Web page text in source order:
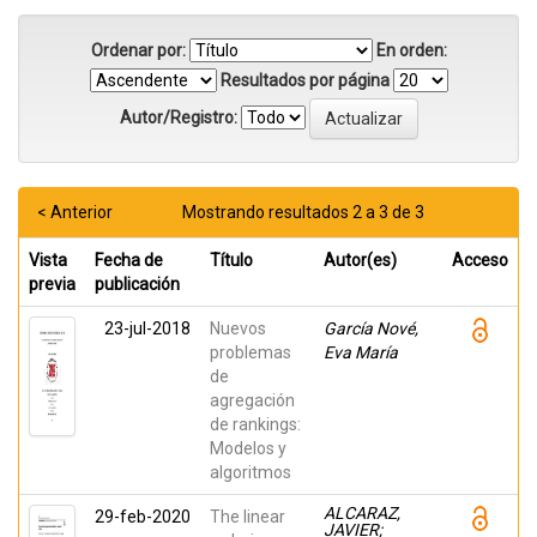
Ordenar por:
En orden:
Resultados por página
Autor/Registro:
Mostrando resultados 2 a 3 de 3
< Anterior
Vista
previa
Fecha de
publicación
Título Autor(es) Acceso
23-jul-2018
Nuevos
problemas
de
agregación
de rankings:
Modelos y
algoritmos
García Nové,
Eva María
29-feb-2020
The linear
ALCARAZ,
JAVIER;